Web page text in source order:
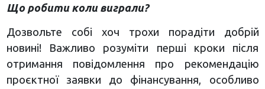
Що робити коли виграли?
Дозвольте собі хоч трохи порадіти добрій
новині! Важливо розуміти перші кроки після
отримання повідомлення про рекомендацію
проєктної заявки до фінансування, особливо